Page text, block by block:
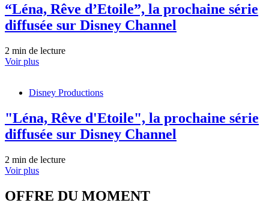
“Léna, Rêve d’Etoile”, la prochaine série
diffusée sur Disney Channel
2 min de lecture
Voir plus
Disney Productions
"Léna, Rêve d'Etoile", la prochaine série
diffusée sur Disney Channel
2 min de lecture
Voir plus
OFFRE DU MOMENT